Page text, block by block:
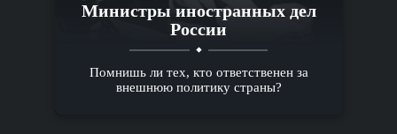
Министры иностранных дел
России
Помнишь ли тех, кто ответственен за
внешнюю политику страны?